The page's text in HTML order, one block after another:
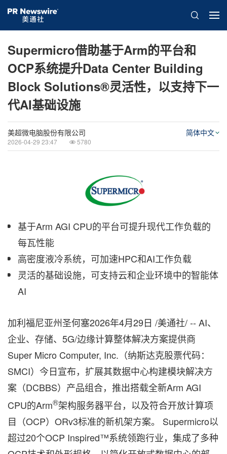
Supermicro借助基于Arm的平台和
OCP系统提升Data Center Building
Block Solutions®灵活性，以支持下一
代AI基础设施
美超微电脑股份有限公司
2026-04-29 23:47 5780
简体中文
基于Arm AGI CPU的平台可提升现代工作负载的
每瓦性能
高密度液冷系统，可加速HPC和AI工作负载
灵活的基础设施，可支持云和企业环境中的智能体
AI
加利福尼亚州圣何塞2026年4月29日 /美通社/ -- AI、
企业、存储、5G/边缘计算整体解决方案提供商
Super Micro Computer, Inc.（纳斯达克股票代码：
SMCI）今日宣布，扩展其数据中心构建模块解决方
案（DCBBS）产品组合，推出搭载全新Arm AGI
CPU的Arm®架构服务器平台，以及符合开放计算项
目（OCP）ORv3标准的新机架方案。 Supermicro以
超过20个OCP Inspired™系统领跑行业，集成了多种